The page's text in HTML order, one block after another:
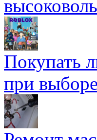
Покупать
при выборе